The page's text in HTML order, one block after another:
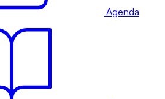
Agenda